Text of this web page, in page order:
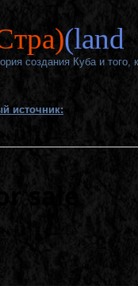
(land
создания Куба и того,
источник: